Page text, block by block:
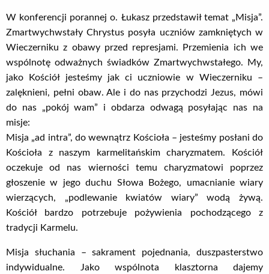
W konferencji porannej o. Łukasz przedstawił temat „Misja”.
Zmartwychwstały Chrystus posyła uczniów zamkniętych w
Wieczerniku z obawy przed represjami. Przemienia ich we
wspólnotę odważnych świadków Zmartwychwstałego. My,
jako Kościół jesteśmy jak ci uczniowie w Wieczerniku –
zalęknieni, pełni obaw. Ale i do nas przychodzi Jezus, mówi
do nas „pokój wam” i obdarza odwagą posyłając nas na
misje:
Misja „ad intra”, do wewnątrz Kościoła – jesteśmy posłani do
Kościoła z naszym karmelitańskim charyzmatem. Kościół
oczekuje od nas wierności temu charyzmatowi poprzez
głoszenie w jego duchu Słowa Bożego, umacnianie wiary
wierzących, „podlewanie kwiatów wiary” wodą żywą.
Kościół bardzo potrzebuje pożywienia pochodzącego z
tradycji Karmelu.
Misja słuchania – sakrament pojednania, duszpasterstwo
indywidualne. Jako wspólnota klasztorna dajemy